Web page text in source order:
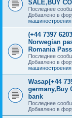
SALE,BUY
Последнее
Добавлено в
машиностроения
(+44 7397
Norwegian
Romania
Последнее
Добавлено в
машиностроения
Wasap{+44
germany,Buy
bank
Последнее
Добавлено в